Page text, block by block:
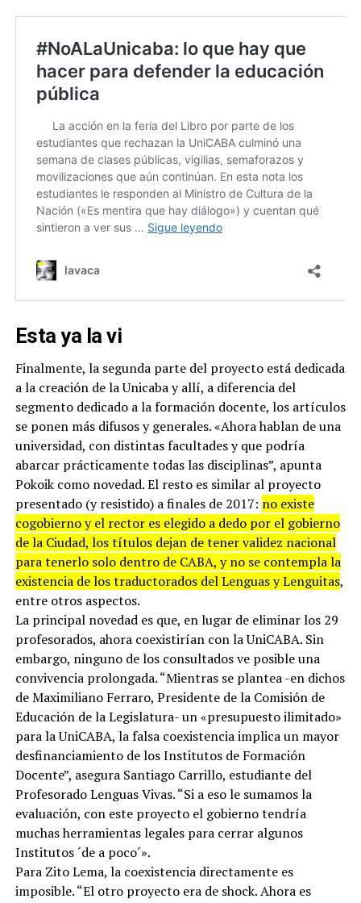
Esta ya la vi
Finalmente, la segunda parte del proyecto está dedicada
a la creación de la Unicaba y allí, a diferencia del
segmento dedicado a la formación docente, los artículos
se ponen más difusos y generales. «Ahora hablan de una
universidad, con distintas facultades y que podría
abarcar prácticamente todas las disciplinas”, apunta
Pokoik como novedad. El resto es similar al proyecto
presentado (y resistido) a finales de 2017: no existe
cogobierno y el rector es elegido a dedo por el gobierno
de la Ciudad, los títulos dejan de tener validez nacional
para tenerlo solo dentro de CABA, y no se contempla la
existencia de los traductorados del Lenguas y Lenguitas,
entre otros aspectos.
La principal novedad es que, en lugar de eliminar los 29
profesorados, ahora coexistirían con la UniCABA. Sin
embargo, ninguno de los consultados ve posible una
convivencia prolongada. “Mientras se plantea -en dichos
de Maximiliano Ferraro, Presidente de la Comisión de
Educación de la Legislatura- un «presupuesto ilimitado»
para la UniCABA, la falsa coexistencia implica un mayor
desfinanciamiento de los Institutos de Formación
Docente”, asegura Santiago Carrillo, estudiante del
Profesorado Lenguas Vivas. “Si a eso le sumamos la
evaluación, con este proyecto el gobierno tendría
muchas herramientas legales para cerrar algunos
Institutos ´de a poco´».
Para Zito Lema, la coexistencia directamente es
imposible. “El otro proyecto era de shock. Ahora es